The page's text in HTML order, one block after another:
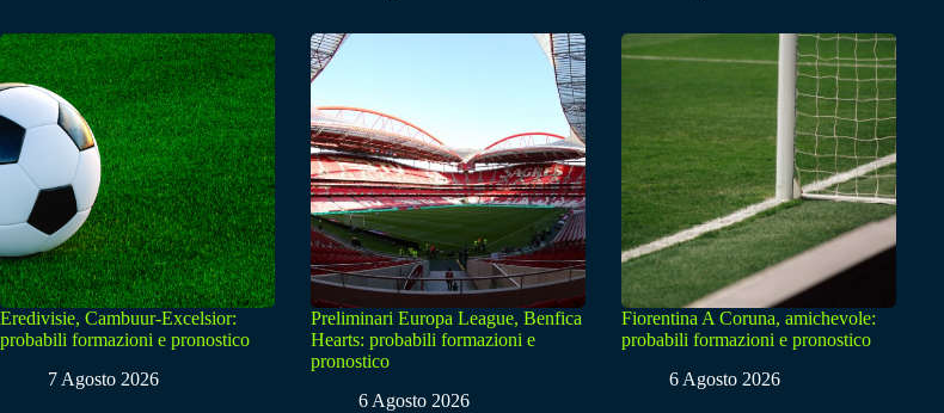
Eredivisie, Cambuur-Excelsior:
probabili formazioni e pronostico
7 Agosto 2026
Preliminari Europa League, Benfica
Hearts: probabili formazioni e
pronostico
6 Agosto 2026
Fiorentina A Coruna, amichevole:
probabili formazioni e pronostico
6 Agosto 2026